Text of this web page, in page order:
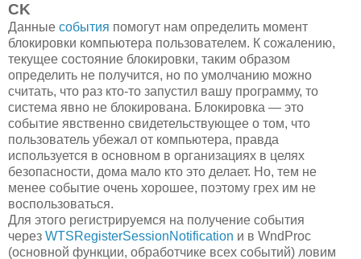
CK
Данные события помогут нам определить момент
блокировки компьютера пользователем. К сожалению,
текущее состояние блокировки, таким образом
определить не получится, но по умолчанию можно
считать, что раз кто-то запустил вашу программу, то
система явно не блокирована. Блокировка — это
событие явственно свидетельствующее о том, что
пользователь убежал от компьютера, правда
используется в основном в организациях в целях
безопасности, дома мало кто это делает. Но, тем не
менее событие очень хорошее, поэтому грех им не
воспользоваться.
Для этого регистрируемся на получение события
через WTSRegisterSessionNotification и в WndProc
(основной функции, обработчике всех событий) ловим